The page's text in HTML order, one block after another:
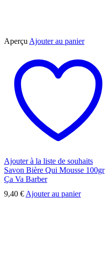
Aperçu Ajouter au panier
Ajouter à la liste de souhaits
Savon Bière Qui Mousse 100gr
Ça Va Barber
9,40 € Ajouter au panier